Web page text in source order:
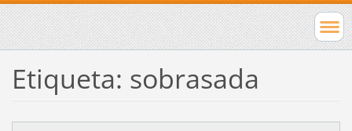
Etiqueta: sobrasada